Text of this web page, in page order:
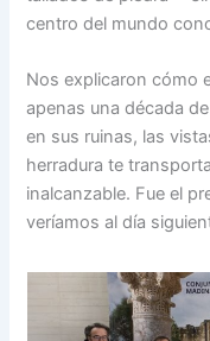
centro del mundo
Nos explicaron cómo
apenas una década
en sus ruinas, las
herradura te
inalcanzable. Fue el
veríamos al día